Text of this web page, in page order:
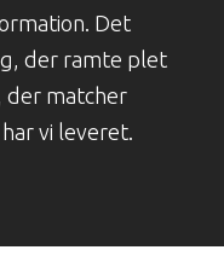
Det
der ramte plet
der matcher
vi leveret.